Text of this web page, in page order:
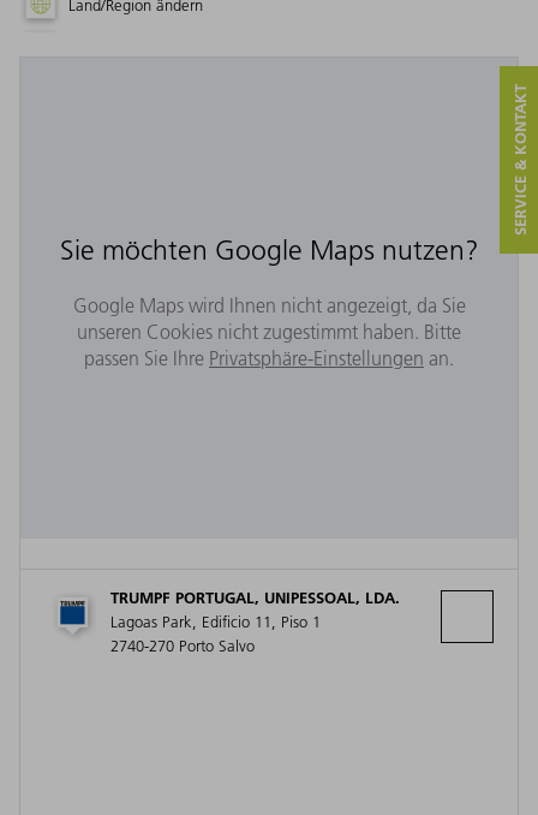
Land/Region ändern
Sie möchten Google Maps nutzen?
Google Maps wird Ihnen nicht angezeigt, da Sie
unseren Cookies nicht zugestimmt haben. Bitte
passen Sie Ihre Privatsphäre-Einstellungen an.
TRUMPF PORTUGAL, UNIPESSOAL, LDA.
Lagoas Park, Edificio 11, Piso 1
2740-270 Porto Salvo
SERVICE & KONTAKT